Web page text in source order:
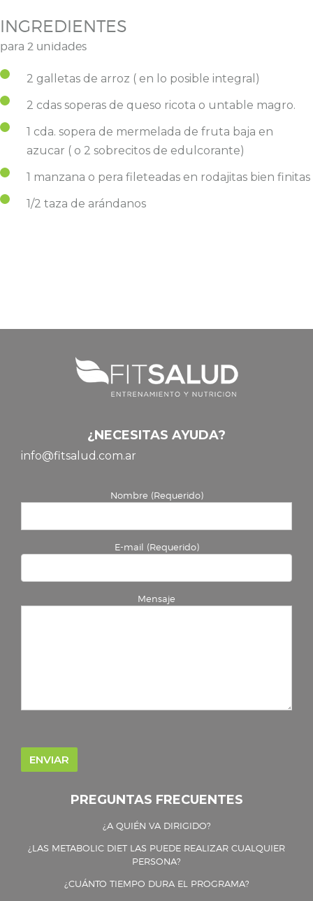
INGREDIENTES
para 2 unidades
2 galletas de arroz ( en lo posible integral)
2 cdas soperas de queso ricota o untable magro.
1 cda. sopera de mermelada de fruta baja en
azucar ( o 2 sobrecitos de edulcorante)
1 manzana o pera fileteadas en rodajitas bien finitas
1/2 taza de arándanos
¿NECESITAS AYUDA?
info@fitsalud.com.ar
Nombre (Requerido)
E-mail (Requerido)
Mensaje
PREGUNTAS FRECUENTES
¿A QUIÉN VA DIRIGIDO?
¿LAS METABOLIC DIET LAS PUEDE REALIZAR CUALQUIER
PERSONA?
¿CUÁNTO TIEMPO DURA EL PROGRAMA?